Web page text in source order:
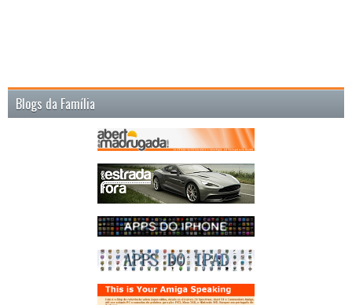
Blogs da Família